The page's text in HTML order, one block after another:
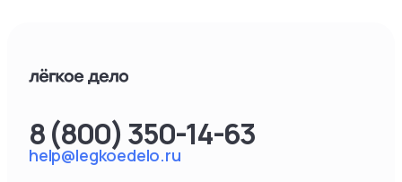
help@legkoedelo.ru
8 (800) 350-14-63